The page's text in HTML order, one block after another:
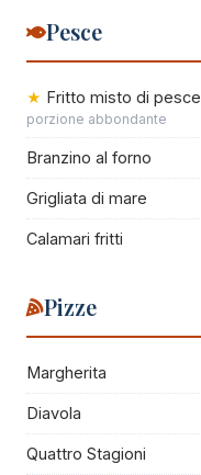
Pesce
Fritto misto di pesce
porzione abbondante
Branzino al forno
Grigliata di mare
Calamari fritti
Pizze
Margherita
Diavola
Quattro Stagioni